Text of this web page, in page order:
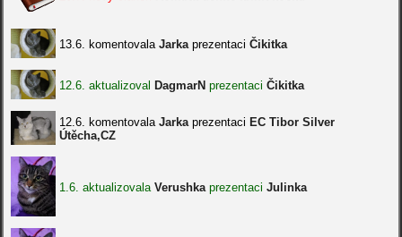
13.6. komentovala Jarkaprezentaci Čikitka
12.6. aktualizoval DagmarN prezentaci Čikitka
12.6. komentovala Jarkaprezentaci EC Tibor Silver
Útěcha,CZ
1.6. aktualizovala Verushkaprezentaci Julinka